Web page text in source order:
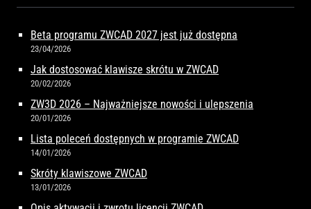
Beta programu ZWCAD 2027 jest już dostępna
23/04/2026
Jak dostosować klawisze skrótu w ZWCAD
20/02/2026
ZW3D 2026 – Najważniejsze nowości i ulepszenia
20/01/2026
Lista poleceń dostępnych w programie ZWCAD
14/01/2026
Skróty klawiszowe ZWCAD
13/01/2026